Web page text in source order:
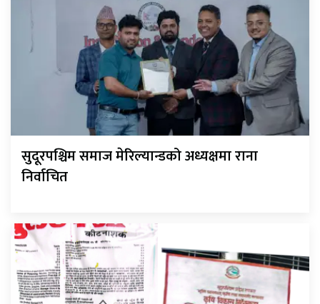
सुदूरपश्चिम समाज मेरिल्यान्डको अध्यक्षमा राना
निर्वाचित